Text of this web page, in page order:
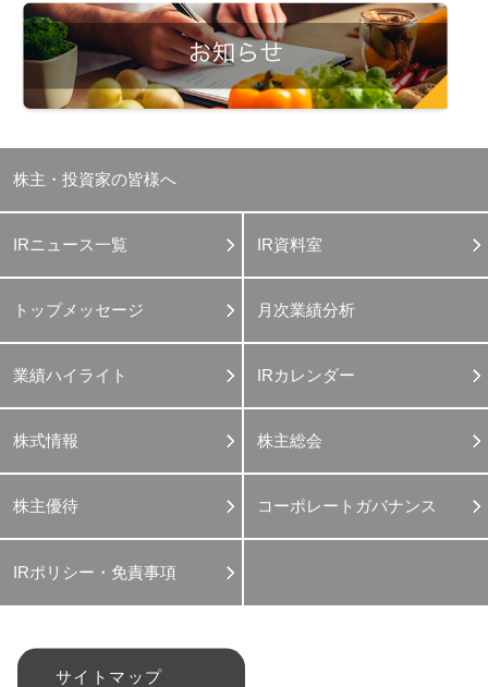
株主・投資家の皆様へ
IRニュース一覧 IR資料室
トップメッセージ 月次業績分析
業績ハイライト IRカレンダー
株式情報 株主総会
株主優待 コーポレートガバナンス
IRポリシー・免責事項
サイトマップ